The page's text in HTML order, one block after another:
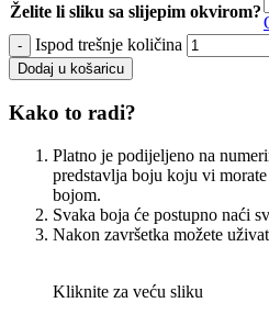
Želite li sliku sa slijepim okvirom?
Ispod trešnje količina
Dodaj u košaricu
Kako to radi?
Platno je podijeljeno na
predstavlja boju koju vi
bojom.
Svaka boja će postupno naći
Nakon završetka možete
Kliknite za veću sliku